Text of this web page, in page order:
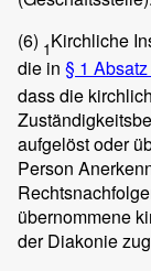
(6) 1Kirchliche
die in § 1
dass die
aufgelöst oder
Person
übernommene
der Diakonie